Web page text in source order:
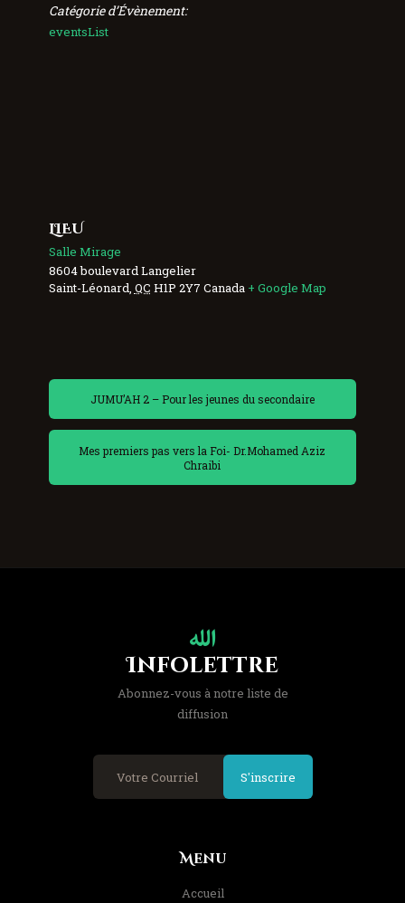
Catégorie d’Évènement:
eventsList
LIEU
Salle Mirage
8604 boulevard Langelier
Saint-Léonard QC H1P 2Y7 Canada + Google Map
JUMU’AH 2 – Pour les jeunes du secondaire
Mes premiers pas vers la Foi- Dr.Mohamed Aziz
Chraibi
Infolettre
Abonnez-vous à notre liste de
diffusion
S'inscrire
Menu
Accueil